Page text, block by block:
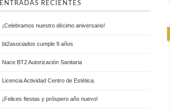
ENTRADAS RECIENTES
¡Celebramos nuestro décimo aniversario!
bt2asociados cumple 9 años
Nace BT2 Autorización Sanitaria
Licencia Actividad Centro de Estética.
¡Felices fiestas y próspero año nuevo!